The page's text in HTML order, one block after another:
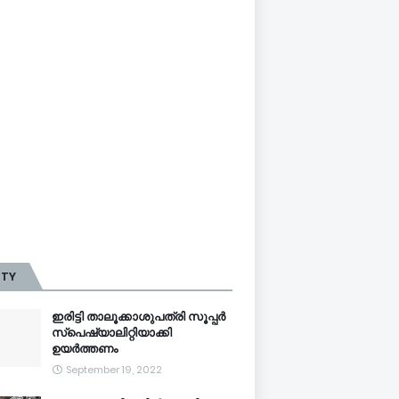
ഇരിട്ടി താലൂക്കാശുപത്രി സൂപ്പർ
സ്‌പെഷ്യാലിറ്റിയാക്കി
ഉയർത്തണം
September 19, 2022